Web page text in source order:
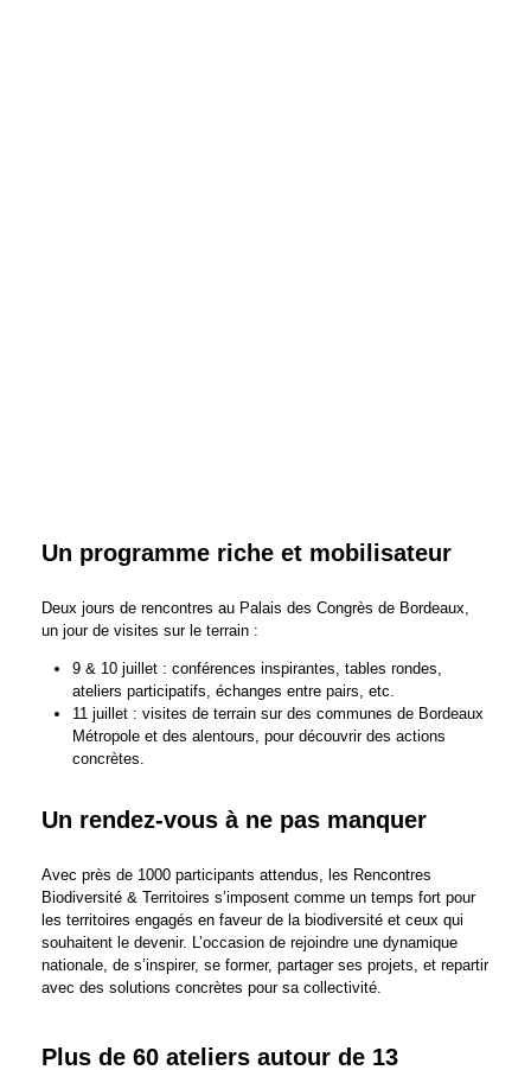
Un programme riche et mobilisateur
Deux jours de rencontres au Palais des Congrès de Bordeaux,
un jour de visites sur le terrain :
9 & 10 juillet : conférences inspirantes, tables rondes,
ateliers participatifs, échanges entre pairs, etc.
11 juillet : visites de terrain sur des communes de Bordeaux
Métropole et des alentours, pour découvrir des actions
concrètes.
Un rendez-vous à ne pas manquer
Avec près de 1000 participants attendus, les Rencontres
Biodiversité & Territoires s’imposent comme un temps fort pour
les territoires engagés en faveur de la biodiversité et ceux qui
souhaitent le devenir. L’occasion de rejoindre une dynamique
nationale, de s’inspirer, se former, partager ses projets, et repartir
avec des solutions concrètes pour sa collectivité.
Plus de 60 ateliers autour de 13